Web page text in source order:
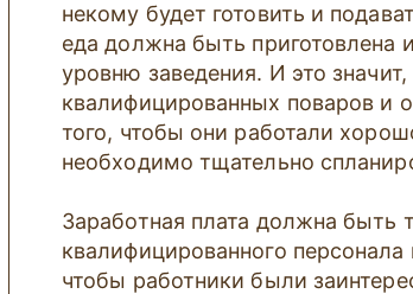
некому будет готовить и
еда должна быть приготовлена
уровню заведения. И это
квалифицированных поваров и
того, чтобы они работали
необходимо тщательно
Заработная плата должна быть
квалифицированного
чтобы работники были